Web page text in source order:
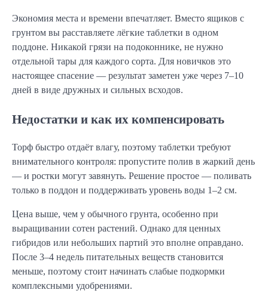
Экономия места и времени впечатляет. Вместо ящиков с
грунтом вы расставляете лёгкие таблетки в одном
поддоне. Никакой грязи на подоконнике, не нужно
отдельной тары для каждого сорта. Для новичков это
настоящее спасение — результат заметен уже через 7–10
дней в виде дружных и сильных всходов.
Недостатки и как их компенсировать
Торф быстро отдаёт влагу, поэтому таблетки требуют
внимательного контроля: пропустите полив в жаркий день
— и ростки могут завянуть. Решение простое — поливать
только в поддон и поддерживать уровень воды 1–2 см.
Цена выше, чем у обычного грунта, особенно при
выращивании сотен растений. Однако для ценных
гибридов или небольших партий это вполне оправдано.
После 3–4 недель питательных веществ становится
меньше, поэтому стоит начинать слабые подкормки
комплексными удобрениями.